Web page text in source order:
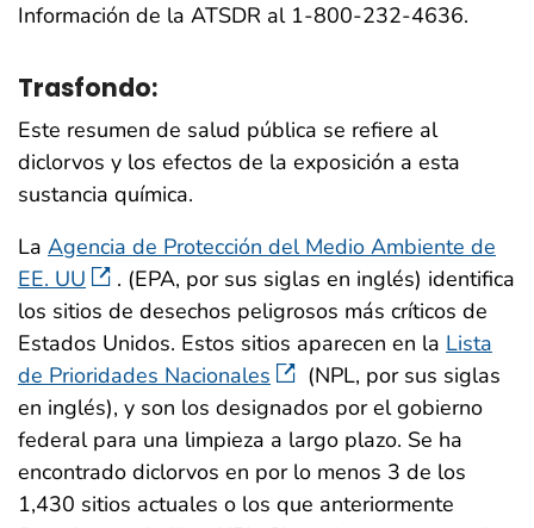
Información de la ATSDR al 1-800-232-4636.
Trasfondo:
Este resumen de salud pública se refiere al
diclorvos y los efectos de la exposición a esta
sustancia química.
La Agencia de Protección del Medio Ambiente de
EE. UU
. (EPA, por sus siglas en inglés) identifica
los sitios de desechos peligrosos más críticos de
Estados Unidos. Estos sitios aparecen en la Lista
de Prioridades Nacionales
(NPL, por sus siglas
en inglés), y son los designados por el gobierno
federal para una limpieza a largo plazo. Se ha
encontrado diclorvos en por lo menos 3 de los
1,430 sitios actuales o los que anteriormente